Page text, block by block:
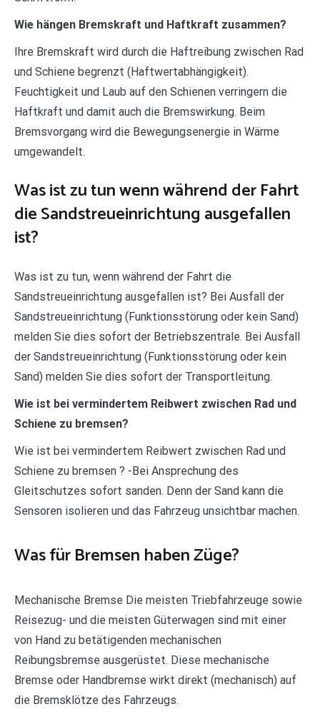
Wie hängen Bremskraft und Haftkraft zusammen?
Ihre Bremskraft wird durch die Haftreibung zwischen Rad
und Schiene begrenzt (Haftwertabhängigkeit).
Feuchtigkeit und Laub auf den Schienen verringern die
Haftkraft und damit auch die Bremswirkung. Beim
Bremsvorgang wird die Bewegungsenergie in Wärme
umgewandelt.
Was ist zu tun wenn während der Fahrt
die Sandstreueinrichtung ausgefallen
ist?
Was ist zu tun, wenn während der Fahrt die
Sandstreueinrichtung ausgefallen ist? Bei Ausfall der
Sandstreueinrichtung (Funktionsstörung oder kein Sand)
melden Sie dies sofort der Betriebszentrale. Bei Ausfall
der Sandstreueinrichtung (Funktionsstörung oder kein
Sand) melden Sie dies sofort der Transportleitung.
Wie ist bei vermindertem Reibwert zwischen Rad und
Schiene zu bremsen?
Wie ist bei vermindertem Reibwert zwischen Rad und
Schiene zu bremsen ? -Bei Ansprechung des
Gleitschutzes sofort sanden. Denn der Sand kann die
Sensoren isolieren und das Fahrzeug unsichtbar machen.
Was für Bremsen haben Züge?
Mechanische Bremse Die meisten Triebfahrzeuge sowie
Reisezug- und die meisten Güterwagen sind mit einer
von Hand zu betätigenden mechanischen
Reibungsbremse ausgerüstet. Diese mechanische
Bremse oder Handbremse wirkt direkt (mechanisch) auf
die Bremsklötze des Fahrzeugs.